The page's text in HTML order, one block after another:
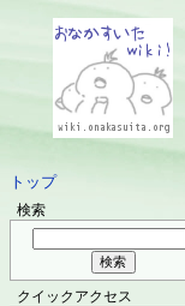
トップ
検索
クイックアクセス